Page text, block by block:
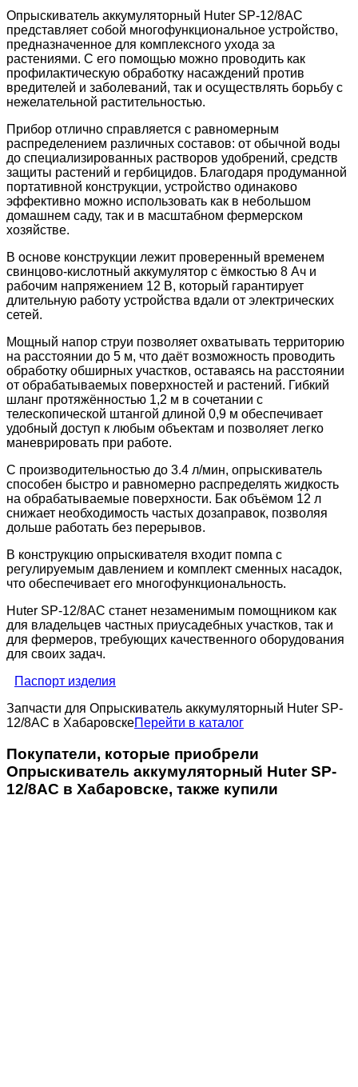
Опрыскиватель аккумуляторный Huter SP-12/8AC
представляет собой многофункциональное устройство,
предназначенное для комплексного ухода за
растениями. С его помощью можно проводить как
профилактическую обработку насаждений против
вредителей и заболеваний, так и осуществлять борьбу с
нежелательной растительностью.
Прибор отлично справляется с равномерным
распределением различных составов: от обычной воды
до специализированных растворов удобрений, средств
защиты растений и гербицидов. Благодаря продуманной
портативной конструкции, устройство одинаково
эффективно можно использовать как в небольшом
домашнем саду, так и в масштабном фермерском
хозяйстве.
В основе конструкции лежит проверенный временем
свинцово-кислотный аккумулятор с ёмкостью 8 Ач и
рабочим напряжением 12 В, который гарантирует
длительную работу устройства вдали от электрических
сетей.
Мощный напор струи позволяет охватывать территорию
на расстоянии до 5 м, что даёт возможность проводить
обработку обширных участков, оставаясь на расстоянии
от обрабатываемых поверхностей и растений. Гибкий
шланг протяжённостью 1,2 м в сочетании с
телескопической штангой длиной 0,9 м обеспечивает
удобный доступ к любым объектам и позволяет легко
маневрировать при работе.
С производительностью до 3.4 л/мин, опрыскиватель
способен быстро и равномерно распределять жидкость
на обрабатываемые поверхности. Бак объёмом 12 л
снижает необходимость частых дозаправок, позволяя
дольше работать без перерывов.
В конструкцию опрыскивателя входит помпа с
регулируемым давлением и комплект сменных насадок,
что обеспечивает его многофункциональность.
Huter SP-12/8AC станет незаменимым помощником как
для владельцев частных приусадебных участков, так и
для фермеров, требующих качественного оборудования
для своих задач.
Паспорт изделия
Запчасти для Опрыскиватель аккумуляторный Huter SP-
12/8AC в ХабаровскеПерейти в каталог
Покупатели, которые приобрели
Опрыскиватель аккумуляторный Huter SP-
12/8AC в Хабаровске, также купили